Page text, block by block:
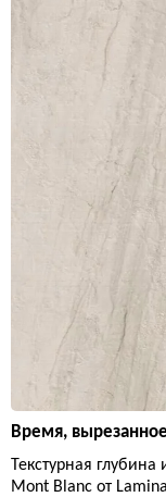
Время,
Текстурная
Mont Blanc от